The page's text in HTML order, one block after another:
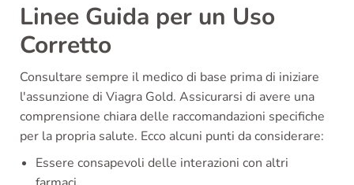
Linee Guida per un Uso
Corretto
Consultare sempre il medico di base prima di iniziare
l'assunzione di Viagra Gold. Assicurarsi di avere una
comprensione chiara delle raccomandazioni specifiche
per la propria salute. Ecco alcuni punti da considerare:
Essere consapevoli delle interazioni con altri